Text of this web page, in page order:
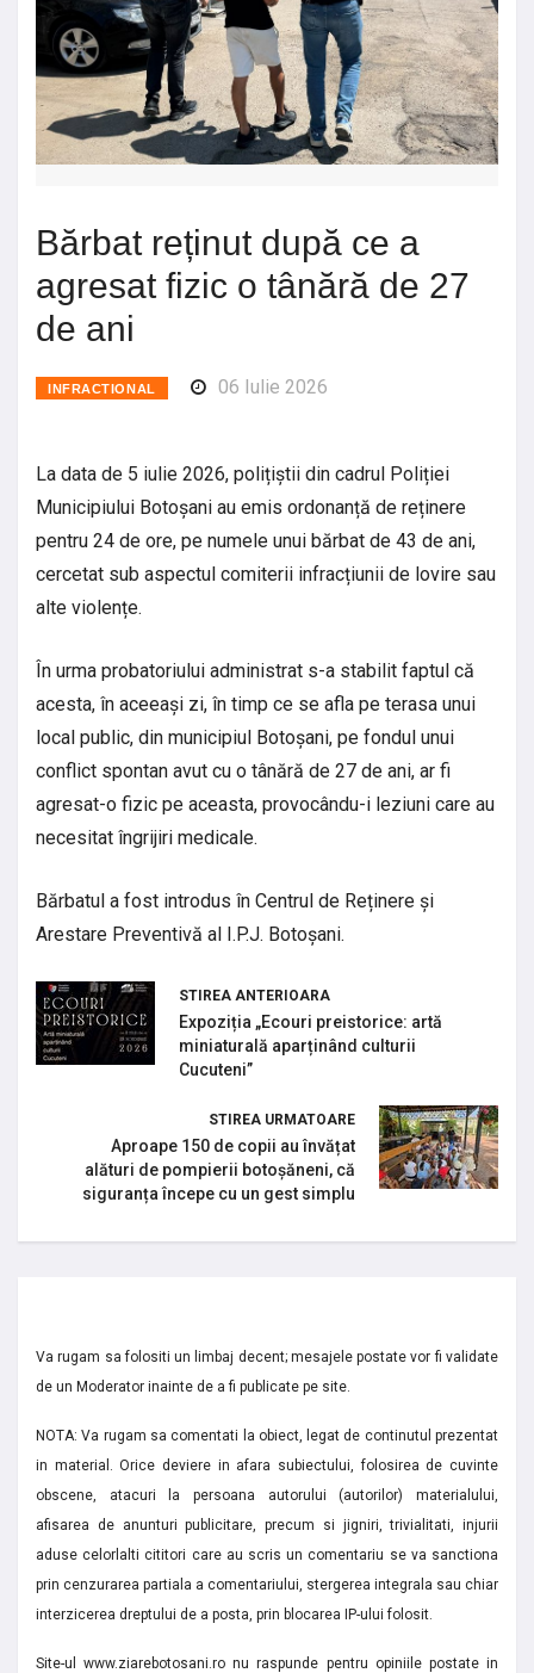
Bărbat reținut după ce a
agresat fizic o tânără de 27
de ani
INFRACTIONAL 06 Iulie 2026
La data de 5 iulie 2026, polițiștii din cadrul Poliției
Municipiului Botoșani au emis ordonanță de reținere
pentru 24 de ore, pe numele unui bărbat de 43 de ani,
cercetat sub aspectul comiterii infracțiunii de lovire sau
alte violențe.
În urma probatoriului administrat s-a stabilit faptul că
acesta, în aceeași zi, în timp ce se afla pe terasa unui
local public, din municipiul Botoșani, pe fondul unui
conflict spontan avut cu o tânără de 27 de ani, ar fi
agresat-o fizic pe aceasta, provocându-i leziuni care au
necesitat îngrijiri medicale.
Bărbatul a fost introdus în Centrul de Reținere și
Arestare Preventivă al I.P.J. Botoșani.
STIREA ANTERIOARA
Expoziția „Ecouri preistorice: artă
miniaturală aparținând culturii
Cucuteni”
STIREA URMATOARE
Aproape 150 de copii au învățat
alături de pompierii botoșăneni, că
siguranța începe cu un gest simplu
Va rugam sa folositi un limbaj decent; mesajele postate vor fi validate
de un Moderator inainte de a fi publicate pe site.
NOTA: Va rugam sa comentati la obiect, legat de continutul prezentat
in material. Orice deviere in afara subiectului, folosirea de cuvinte
obscene, atacuri la persoana autorului (autorilor) materialului,
afisarea de anunturi publicitare, precum si jigniri, trivialitati, injurii
aduse celorlalti cititori care au scris un comentariu se va sanctiona
prin cenzurarea partiala a comentariului, stergerea integrala sau chiar
interzicerea dreptului de a posta, prin blocarea IP-ului folosit.
Site-ul www.ziarebotosani.ro nu raspunde pentru opiniile postate in